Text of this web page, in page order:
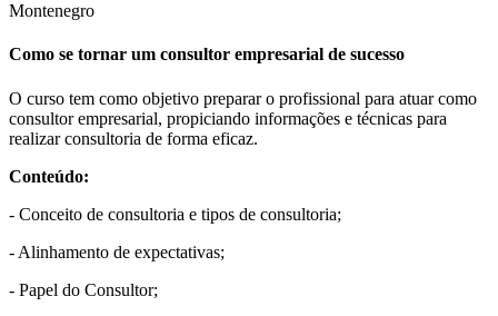
Como se tornar um consultor empresarial de sucesso
O curso tem como objetivo preparar o profissional para atuar como
consultor empresarial, propiciando informações e técnicas para
realizar consultoria de forma eficaz.
Conteúdo:
- Conceito de consultoria e tipos de consultoria;
- Alinhamento de expectativas;
- Papel do Consultor;